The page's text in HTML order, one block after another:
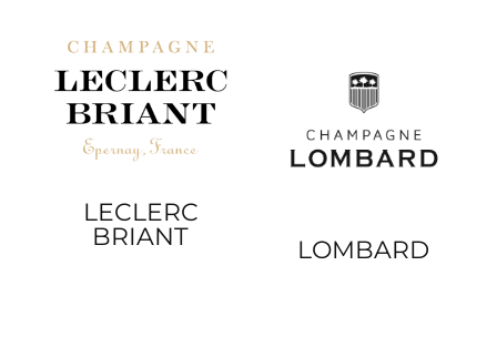
LECLERC
BRIANT
LOMBARD